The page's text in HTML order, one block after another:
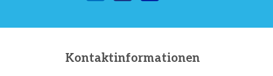
Kontaktinformationen